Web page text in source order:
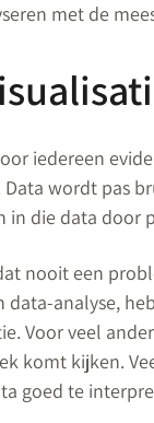
met de
iedereen
wordt pas
die data door
nooit een
data-analyse,
Voor veel
komt kijken.
goed te